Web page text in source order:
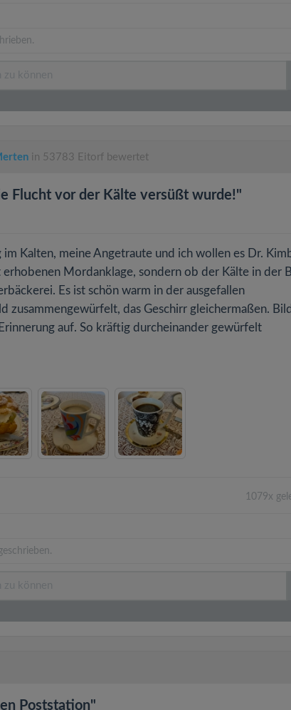
in 53783 Eitorf bewertet
Flucht vor der Kälte versüßt wurde!"
Kalten, meine Angetraute und ich wollen es Dr.
Mordanklage, sondern ob der Kälte in der
Es ist schön warm in der ausgefallen
zusammengewürfelt, das Geschirr gleichermaßen.
auf. So kräftig durcheinander gewürfelt
1079x
Poststation"